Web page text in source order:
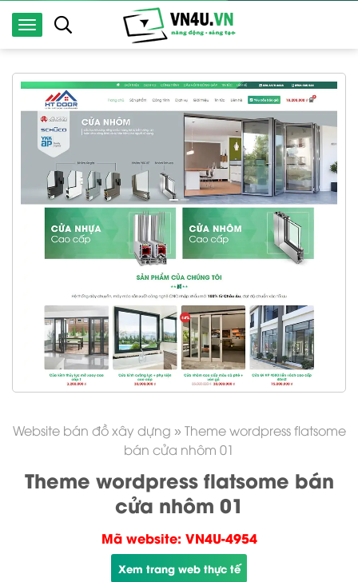
Website bán đồ xây dựng » Theme wordpress flatsome
bán cửa nhôm 01
Theme wordpress flatsome bán
cửa nhôm 01
Mã website: VN4U-4954
Xem trang web thực tế